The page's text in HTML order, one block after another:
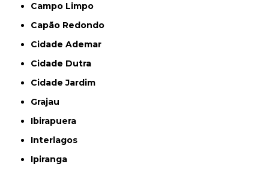
Campo Limpo
Capão Redondo
Cidade Ademar
Cidade Dutra
Cidade Jardim
Grajau
Ibirapuera
Interlagos
Ipiranga